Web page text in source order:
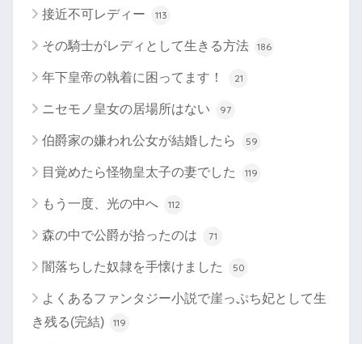
接近不可レディー 113
その騎士がレディとして生きる方法 186
年下皇帝の執着に困ってます！ 21
ニセモノ皇女の居場所はない 97
伯爵家の嫌われ公女が結婚したら 59
目覚めたら怪物皇太子の妻でした 119
もう一度、光の中へ 112
森の中で公爵が拾ったのは 71
闇落ちした奴隷を手懐けました 50
よくあるファンタジー小説で崖っぷち妃として生
き残る(完結)
119